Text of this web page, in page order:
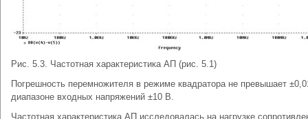
Рис. 5.3. Частотная характеристика АП (рис. 5.1)
Погрешность перемножителя в режиме квадратора не превышает
диапазоне входных напряжений ±10 В.
Частотная характеристика АП исследовалась на нагрузке